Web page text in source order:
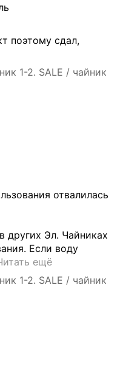
поэтому сдал,
1-2. SALE / чайник
отвалилась
других Эл. Чайниках
Если воду
ещё
1-2. SALE / чайник